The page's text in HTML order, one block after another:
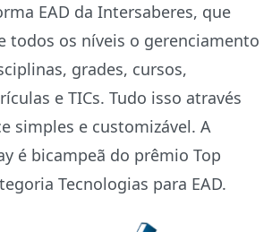
EAD da Intersaberes, que
todos os níveis o gerenciamento
grades, cursos,
e TICs. Tudo isso através
simples e customizável. A
é bicampeã do prêmio Top
Tecnologias para EAD.